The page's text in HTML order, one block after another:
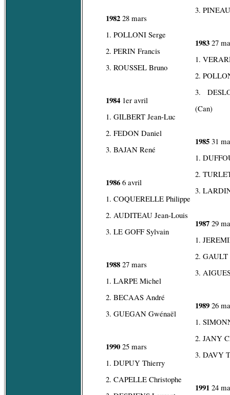
1982 28 mars
1. POLLONI Serge
2. PERIN Francis
3. ROUSSEL Bruno
1984 1er avril
1. GILBERT Jean-Luc
2. FEDON Daniel
3. BAJAN René
1986 6 avril
1. COQUERELLE Philippe
2. AUDITEAU Jean-Louis
3. LE GOFF Sylvain
1988 27 mars
1. LARPE Michel
2. BECAAS André
3. GUEGAN Gwénaël
1990 25 mars
1. DUPUY Thierry
2. CAPELLE Christophe
3.
1983 27
1.
2.
3.
(Can)
1985 31
1.
2.
3.
1987 29
1.
2. GAULT
3.
1989 26
1.
2. JANY
3. DAVY
1991 24